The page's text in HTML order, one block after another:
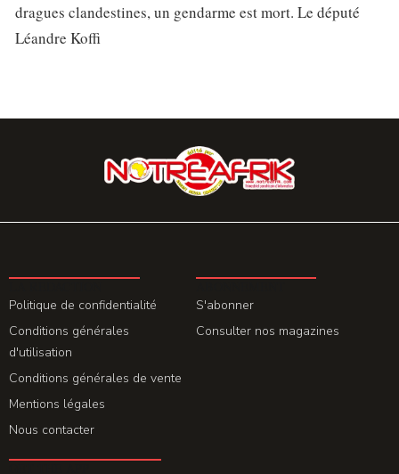
dragues clandestines, un gendarme est mort. Le député
Léandre Koffi
Politique de confidentialité
Conditions générales
d'utilisation
Conditions générales de vente
Mentions légales
Nous contacter
S'abonner
Consulter nos magazines